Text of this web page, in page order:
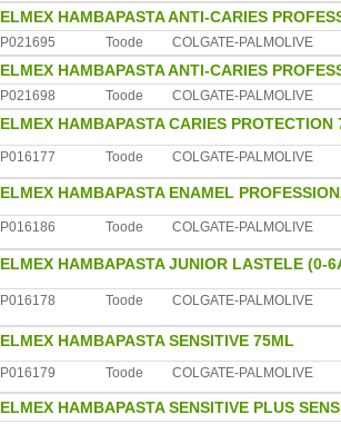
ELMEX HAMBAPASTA ANTI-CARIES
P021695 Toode COLGATE-PALMOLIVE
ELMEX HAMBAPASTA ANTI-CARIES
P021698 Toode COLGATE-PALMOLIVE
ELMEX HAMBAPASTA CARIES PROTECTION
P016177 Toode COLGATE-PALMOLIVE
ELMEX HAMBAPASTA ENAMEL
P016186 Toode COLGATE-PALMOLIVE
ELMEX HAMBAPASTA JUNIOR LASTELE (0-
P016178 Toode COLGATE-PALMOLIVE
ELMEX HAMBAPASTA SENSITIVE 75ML
P016179 Toode COLGATE-PALMOLIVE
ELMEX HAMBAPASTA SENSITIVE PLUS